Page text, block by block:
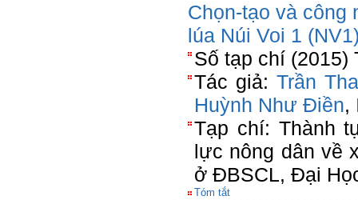
Chọn-tạo và công
lúa Núi Voi 1
Số tạp chí (2015)
Tác giả: Trần
Huỳnh Như Điền,
Tạp chí: Thành
lực nông dân về
ở ĐBSCL, Đại
Tóm tắt